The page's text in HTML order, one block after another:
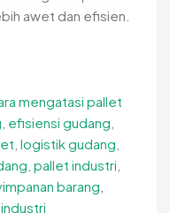
awet dan efisien.
mengatasi pallet
efisiensi gudang
logistik gudang
pallet industri
barang